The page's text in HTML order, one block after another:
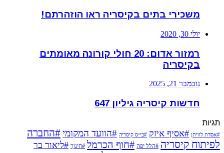
משכירי בתים בקיסריה ראו הוזהרתם!
יולי 30, 2020
רמזור אדום: 20 חולי קורונה מאומתים
בקיסריה
נובמבר 21, 2025
חדשות קיסריה גיליון 647
תגיות
#אסדת לוויתן #אסיף איזק #בי״ס קיסריה #הוועד המקומי#החברה
לפיתוח קיסריה #הלל יפה #חוף הכרמל #חינוך #ליאור בר